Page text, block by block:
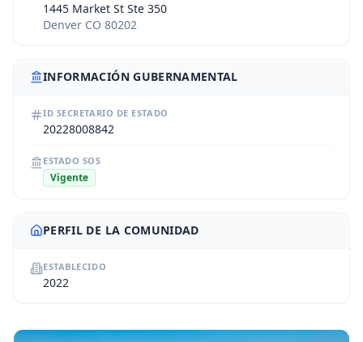
1445 Market St Ste 350
Denver CO 80202
INFORMACIÓN GUBERNAMENTAL
ID SECRETARIO DE ESTADO
20228008842
ESTADO SOS
Vigente
PERFIL DE LA COMUNIDAD
ESTABLECIDO
2022